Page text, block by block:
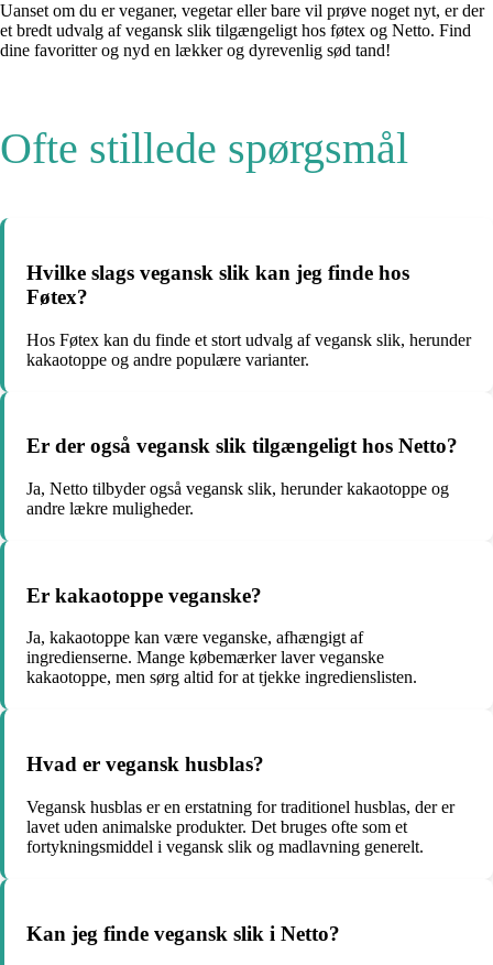
Uanset om du er veganer, vegetar eller bare vil prøve noget nyt, er der
et bredt udvalg af vegansk slik tilgængeligt hos føtex og Netto. Find
dine favoritter og nyd en lækker og dyrevenlig sød tand!
Ofte stillede spørgsmål
Hvilke slags vegansk slik kan jeg finde hos
Føtex?
Hos Føtex kan du finde et stort udvalg af vegansk slik, herunder
kakaotoppe og andre populære varianter.
Er der også vegansk slik tilgængeligt hos Netto?
Ja, Netto tilbyder også vegansk slik, herunder kakaotoppe og
andre lækre muligheder.
Er kakaotoppe veganske?
Ja, kakaotoppe kan være veganske, afhængigt af
ingredienserne. Mange købemærker laver veganske
kakaotoppe, men sørg altid for at tjekke ingredienslisten.
Hvad er vegansk husblas?
Vegansk husblas er en erstatning for traditionel husblas, der er
lavet uden animalske produkter. Det bruges ofte som et
fortykningsmiddel i vegansk slik og madlavning generelt.
Kan jeg finde vegansk slik i Netto?